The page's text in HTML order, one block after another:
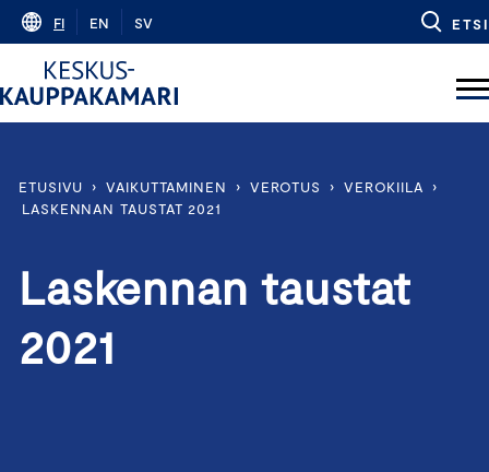
Skip
content
FI EN SV ETSI
ETUSIVU › VAIKUTTAMINEN › VEROTUS › VEROKIILA
›
LASKENNAN TAUSTAT 2021
Laskennan taustat
2021